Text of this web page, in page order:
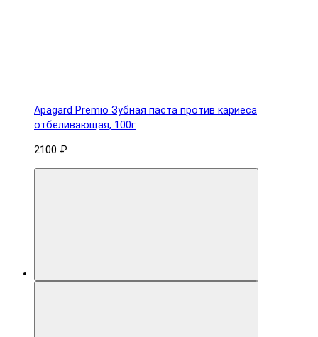
Apagard Premio Зубная паста против кариеса
отбеливающая, 100г
2100 ₽